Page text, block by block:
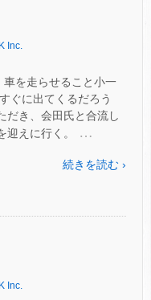
Inc.
を走らせること小一
ぐに出てくるだろう
だき、会田氏と合流し
えに行く。
…
続きを読む ›
Inc.